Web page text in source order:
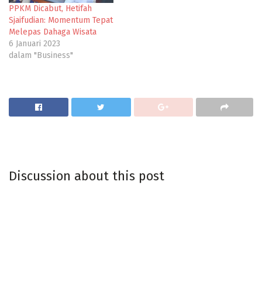
PPKM Dicabut, Hetifah
Sjaifudian: Momentum Tepat
Melepas Dahaga Wisata
6 Januari 2023
dalam "Business"
Discussion about this post